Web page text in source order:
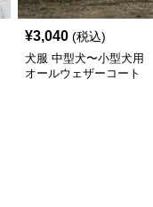
¥3,040 (税込)
犬服 中型犬〜小型犬用
オールウェザーコート